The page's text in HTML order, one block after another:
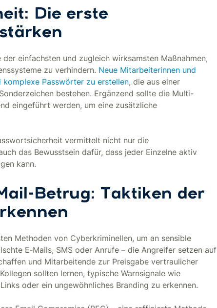
Die erste
einfachsten und zugleich wirksamsten Maßnahmen,
zu verhindern. Neue Mitarbeiterinnen und
Passwörter zu erstellen, die aus einer
bestehen. Ergänzend sollte die Multi-
eingeführt werden, um eine zusätzliche
vermittelt nicht nur die
das Bewusstsein dafür, dass jeder Einzelne aktiv
kann.
Betrug: Taktiken der
Methoden von Cyberkriminellen, um an sensible
E‑Mails, SMS oder Anrufe – die Angreifer setzen auf
und Mitarbeitende zur Preisgabe vertraulicher
sollten lernen, typische Warnsignale wie
oder ein ungewöhnliches Branding zu erkennen.